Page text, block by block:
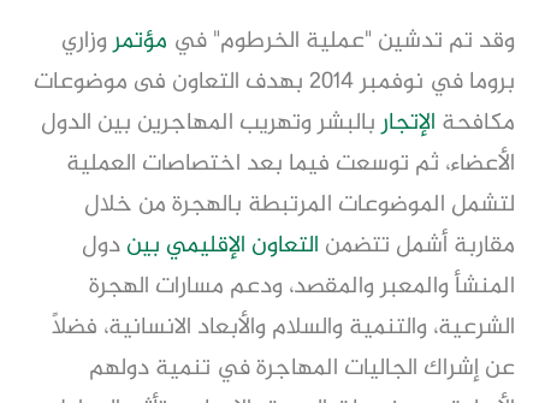
وقد تم تدشين "عملية الخرطوم" في مؤتمروزاري
بروما في نوفمبر ٢٠١٤ بهدف التعاون فى موضوعات
مكافحة الإتجاربالبشر وتهريب المهاجرين بين الدول
الأعضاء، ثم توسعت فيما بعد اختصاصات العملية
لتشمل الموضوعات المرتبطة بالهجرة من خلال
مقاربة أشمل تتضمن التعاون الإقليمي بيندول
المنشأ والمعبر والمقصد، ودعم مسارات الهجرة
الشرعية، والتنمية والسلام والأبعاد الانسانية، فضلاً
عن إشراك الجاليات المهاجرة في تنمية دولهم